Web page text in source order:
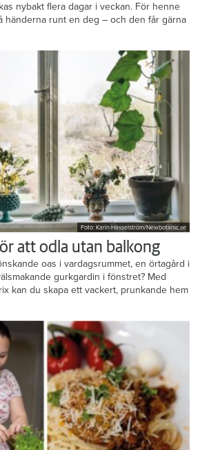
nybakt flera dagar i veckan. För henne
händerna runt en deg – och den får gärna
Foto: Karin Hasselström/Newbotanic.se
att odla utan balkong
oas i vardagsrummet, en örtagård i
gurkgardin i fönstret? Med
kan du skapa ett vackert, prunkande hem